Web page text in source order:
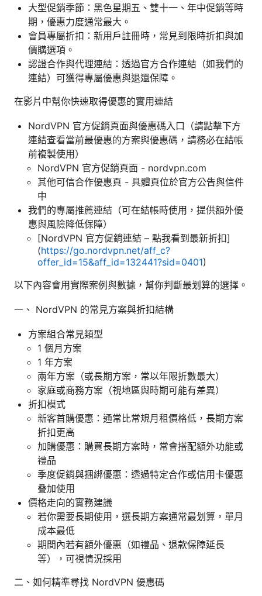
大型促銷季節：黑色星期五、雙十一、年中促銷等時
期，優惠力度通常最大。
會員專屬折扣：新用戶註冊時，常見到限時折扣與加
價購選項。
認證合作與代理連結：透過官方合作連結（如我們的
連結）可獲得專屬優惠與退還保障。
在影片中幫你快速取得優惠的實用連結
NordVPN 官方促銷頁面與優惠碼入口（請點擊下方
連結查看當前最優惠的方案與優惠碼，請務必在結帳
前複製使用）
NordVPN 官方促銷頁面 - nordvpn.com
其他可信合作優惠頁 - 具體頁位於官方公告與信件
中
我們的專屬推薦連結（可在結帳時使用，提供額外優
惠與風險降低保障）
[NordVPN 官方促銷連結 – 點我看到最新折扣]
(https://go.nordvpn.net/aff_c?
offer_id=15&aff_id=132441?sid=0401)
以下內容會用實際案例與數據，幫你判斷最划算的選擇。
一、 NordVPN 的常見方案與折扣結構
方案組合常見類型
1 個月方案
1 年方案
兩年方案（或長期方案，常以年限折數最大）
家庭或商務方案（視地區與時期可能有差異）
折扣模式
新客首購優惠：通常比常規月租價格低，長期方案
折扣更高
加購優惠：購買長期方案時，常會搭配額外功能或
禮品
季度促銷與捆綁優惠：透過特定合作或信用卡優惠
叠加使用
價格走向的實務建議
若你需要長期使用，選長期方案通常最划算，單月
成本最低
期間內若有額外優惠（如禮品、退款保障延長
等），可視情況採用
二、如何精準尋找 NordVPN 優惠碼